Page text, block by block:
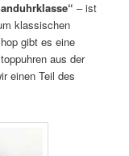
– ist
klassischen
gibt es eine
aus der
einen Teil des